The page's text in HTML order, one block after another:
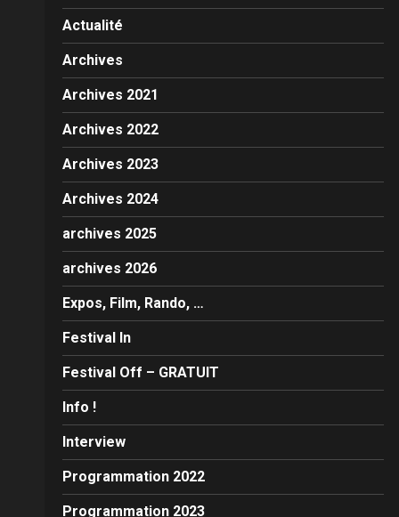
Actualité
Archives
Archives 2021
Archives 2022
Archives 2023
Archives 2024
archives 2025
archives 2026
Expos, Film, Rando, …
Festival In
Festival Off – GRATUIT
Info !
Interview
Programmation 2022
Programmation 2023